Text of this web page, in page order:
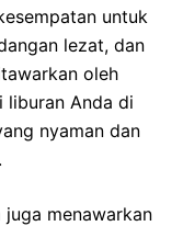
untuk
lezat, dan
oleh
liburan Anda di
nyaman dan
menawarkan